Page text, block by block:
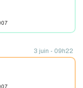
3 juin - 09h22